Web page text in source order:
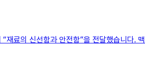
료의 신선함과 안전함”을 전달했습니다.